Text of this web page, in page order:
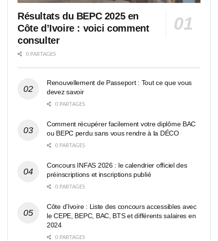
Résultats du BEPC 2025 en
Côte d’Ivoire : voici comment
consulter
0 PARTAGES
Renouvellement de Passeport : Tout ce que vous
devez savoir
0 PARTAGES
Comment récupérer facilement votre diplôme BAC
ou BEPC perdu sans vous rendre à la DÉCO
0 PARTAGES
Concours INFAS 2026 : le calendrier officiel des
préinscriptions et inscriptions publié
0 PARTAGES
Côte d’Ivoire : Liste des concours accessibles avec
le CEPE, BEPC, BAC, BTS et différents salaires en
2024
0 PARTAGES